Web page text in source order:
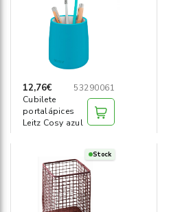
12,76€
53290061
Cubilete
portalápices
Leitz Cosy azul
Stock